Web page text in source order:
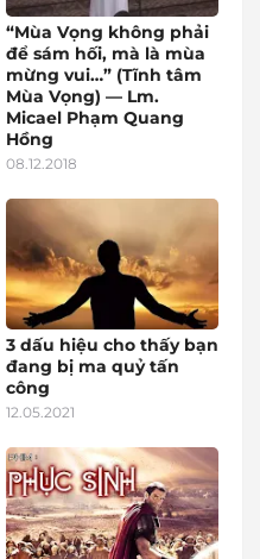
“Mùa Vọng không phải
để sám hối, mà là mùa
mừng vui…” (Tĩnh tâm
Mùa Vọng) — Lm.
Micael Phạm Quang
Hồng
08.12.2018
3 dấu hiệu cho thấy bạn
đang bị ma quỷ tấn
công
12.05.2021